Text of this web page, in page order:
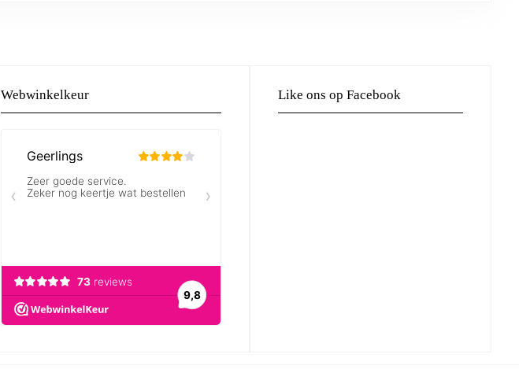
Webwinkelkeur Like ons op Facebook